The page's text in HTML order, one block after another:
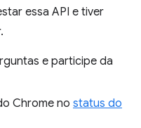
essa API e tiver
e participe da
Chrome no status do